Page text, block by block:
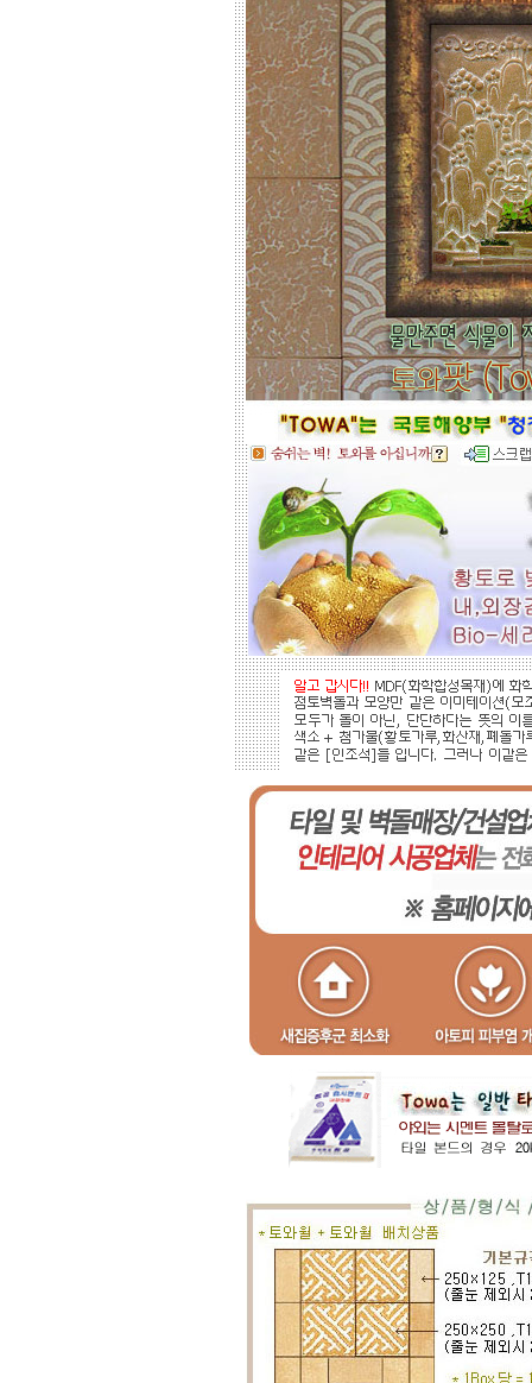
☆거실아트월,쇼파월,중문,콘솔☆
고객님의 벽체 사이즈를 예를들어 가
로 3m라면 바로 위 검색코너에서 가로
3000을'클릭'해서 원하는 크기의 상품
들을 보시고 찾으시는 가격과 디자인
을 메모하시고 고객센타로 전화상담
하시기 바랍니다.
전문 상담원이 제대로 된 친환경 인테
리어자재로 값싼 인테리어가 되는 노
하우를 제시해 드립니다.
황토타일의 제습기능으로 끈적한 여
름은 시원하게.. 겨울은 가습기능과 원
적외선 방사로 따뜻하게..
도자부조로 조각된 최고의 작품을 인
테리어 마감자재로 활용하여 집안품
격을 업그레이드해 보세요.